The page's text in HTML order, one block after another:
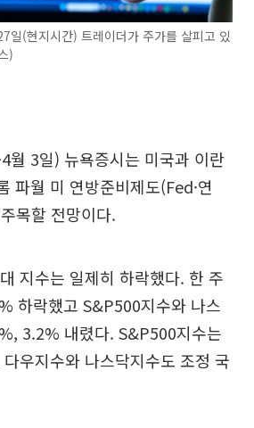
일(현지시간) 트레이더가 주가를 살피고 있
)
월 3일) 뉴욕증시는 미국과 이란
파월 미 연방준비제도(Fed·연
목할 전망이다.
지수는 일제히 하락했다. 한 주
하락했고 S&P500지수와 나스
3.2% 내렸다. S&P500지수는
우지수와 나스닥지수도 조정 국